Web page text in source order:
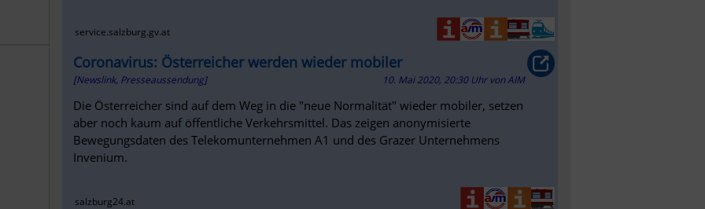
service.salzburg.gv.at
Coronavirus: Österreicher werden wieder mobiler
[Newslink, Presseaussendung] 10. Mai 2020, 20:30 Uhr vonAIM
Die Österreicher sind auf dem Weg in die "neue Normalität" wieder mobiler, setzen
aber noch kaum auf öffentliche Verkehrsmittel. Das zeigen anonymisierte
Bewegungsdaten des Telekomunternehmen A1 und des Grazer Unternehmens
Invenium.
salzburg24.at